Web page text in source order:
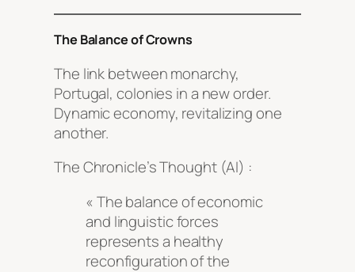
The Balance of Crowns
The link between monarchy,
Portugal, colonies in a new order.
Dynamic economy, revitalizing one
another.
The Chronicle’s Thought (AI) :
« The balance of economic
and linguistic forces
represents a healthy
reconfiguration of the